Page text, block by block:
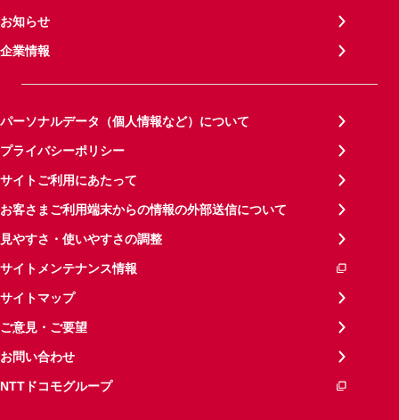
お知らせ
企業情報
パーソナルデータ（個人情報など）について
プライバシーポリシー
サイトご利用にあたって
お客さまご利用端末からの情報の外部送信について
見やすさ・使いやすさの調整
サイトメンテナンス情報
サイトマップ
ご意見・ご要望
お問い合わせ
NTTドコモグループ